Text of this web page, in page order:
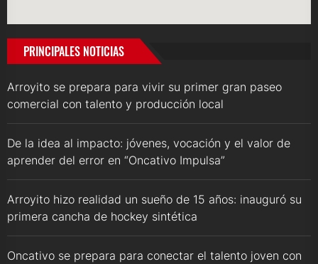
PRINCIPALES NOTICIAS
Arroyito se prepara para vivir su primer gran paseo
comercial con talento y producción local
De la idea al impacto: jóvenes, vocación y el valor de
aprender del error en “Oncativo Impulsa”
Arroyito hizo realidad un sueño de 15 años: inauguró su
primera cancha de hockey sintética
Oncativo se prepara para conectar el talento joven con